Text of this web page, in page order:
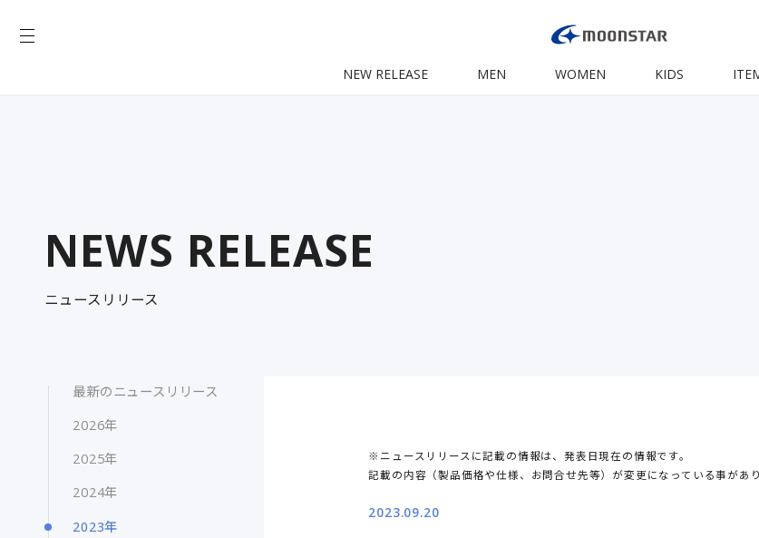
NEW RELEASE MEN WOMEN KIDS
NEWS RELEASE
ニュースリリース
最新のニュースリリース
2026年
2025年
2024年
2023年
※ニュースリリースに記載の情報は、発表日現在の情報です。
記載の内容（製品価格や仕様、お問合せ先等）が変更になっている事があ
2023.09.20